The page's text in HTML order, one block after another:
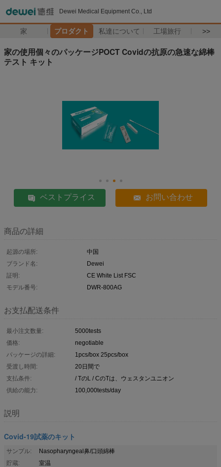
Dewei Medical Equipment Co., Ltd
家 プロダクト 私達について 工場旅行 >>
家の使用個々のパッケージPOCT Covidの抗原の急速な綿棒
テスト キット
ベストプライス お問い合わせ
商品の詳細
起源の場所:
中国
ブランド名:
Dewei
証明:
CE White List FSC
モデル番号:
DWR-800AG
お支払配送条件
最小注文数量:
5000tests
価格:
negotiable
パッケージの詳細:
1pcs/box 25pcs/box
受渡し時間:
20日間で
支払条件:
/ TのL / CのTは、ウェスタンユニオン
供給の能力:
100,000tests/day
説明
Covid-19試薬のキット
サンプル:
Nasopharyngeal鼻/口頭綿棒
貯蔵:
室温